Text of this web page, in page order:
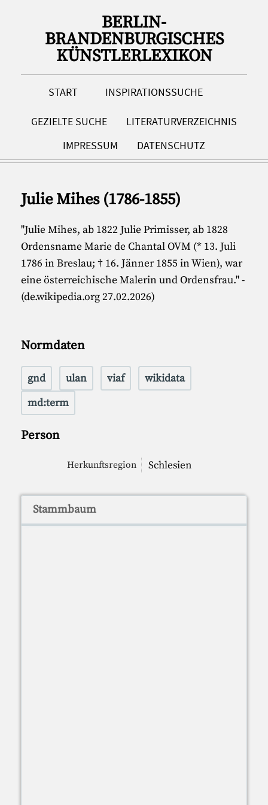
BERLIN-
BRANDENBURGISCHES
KÜNSTLERLEXIKON
START INSPIRATIONSSUCHE
GEZIELTE SUCHE
LITERATURVERZEICHNIS
IMPRESSUM
DATENSCHUTZ
Julie Mihes (1786-1855)
"Julie Mihes, ab 1822 Julie Primisser, ab 1828
Ordensname Marie de Chantal OVM (* 13. Juli
1786 in Breslau; † 16. Jänner 1855 in Wien), war
eine österreichische Malerin und Ordensfrau." -
(de.wikipedia.org 27.02.2026)
Normdaten
gnd ulan viaf
wikidata
md:term
Person
Herkunftsregion Schlesien
Stammbaum